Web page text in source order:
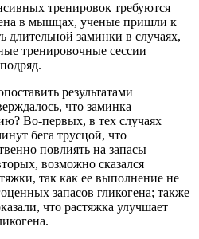
тренировок требуются
в мышцах, ученые пришли к
длительной заминки в случаях,
тренировочные сессии
результатами
что заминка
Во-первых, в тех случаях
бега трусцой, что
повлиять на запасы
возможно сказался
так как ее выполнение не
запасов гликогена; также
что растяжка улучшает